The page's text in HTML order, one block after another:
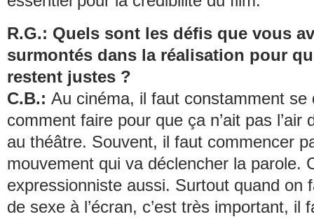
R.G.: Quels sont les défis que vous
surmontés dans la réalisation pour
restent justes ?
C.B.: Au cinéma, il faut constamment se
comment faire pour que ça n’ait pas l’air
au théâtre. Souvent, il faut commencer
mouvement qui va déclencher la parole.
expressionniste aussi. Surtout quand on
de sexe à l’écran, c’est très important, il